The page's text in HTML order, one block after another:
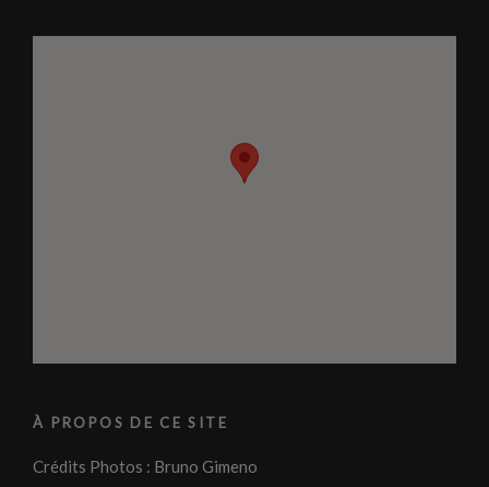
À PROPOS DE CE SITE
Crédits Photos : Bruno Gimeno